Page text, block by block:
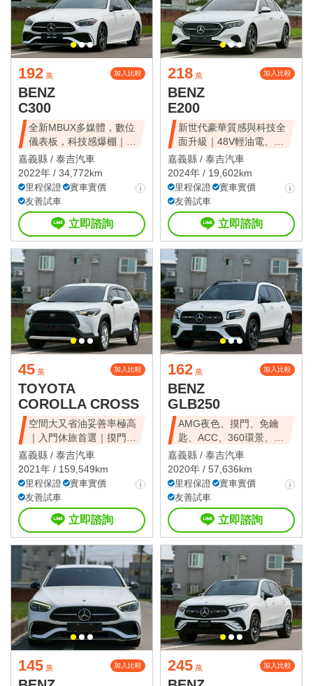
192 萬 加入比較
BENZ
C300
全新MBUX多媒體，數位
儀表板，科技感爆棚｜不
用200萬
嘉義縣 / 泰吉汽車
2022年 / 34,772km
里程保證
實車實價
友善試車
立即諮詢
218 萬 加入比較
BENZ
E200
新世代豪華質感與科技全
面升級｜48V輕油電、摸
門、免鑰匙
嘉義縣 / 泰吉汽車
2024年 / 19,602km
里程保證
實車實價
友善試車
立即諮詢
45 萬 加入比較
TOYOTA
COROLLA CROSS
空間大又省油妥善率極高
｜入門休旅首選｜摸門解
鎖、免鑰匙啟動
嘉義縣 / 泰吉汽車
2021年 / 159,549km
里程保證
實車實價
友善試車
立即諮詢
162 萬 加入比較
BENZ
GLB250
AMG夜色、摸門、免鑰
匙、ACC、360環景、前
後雷達、倒車
嘉義縣 / 泰吉汽車
2020年 / 57,636km
里程保證
實車實價
友善試車
立即諮詢
145 萬 加入比較 245 萬 加入比較